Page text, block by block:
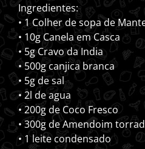
Ingredientes:
• 1 Colher de sopa de
• 10g Canela em Casca
• 5g Cravo da India
• 500g canjica branca
• 5g de sal
• 2l de agua
• 200g de Coco Fresco
• 300g de Amendoim
• 1 leite condensado